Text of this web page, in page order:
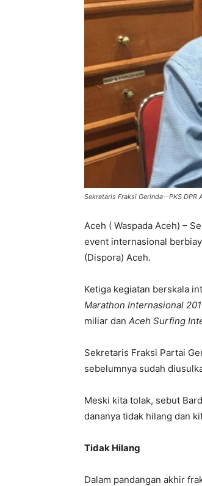
Sekretaris Fraksi Gerinda--PKS DPR
Aceh ( Waspada Aceh) –
event internasional
(Dispora) Aceh.
Ketiga kegiatan berskala
Marathon Internasional
miliar dan Aceh Surfing
Sekretaris Fraksi Partai
sebelumnya sudah
Meski kita tolak, sebut
dananya tidak hilang dan
Tidak Hilang
Dalam pandangan akhir